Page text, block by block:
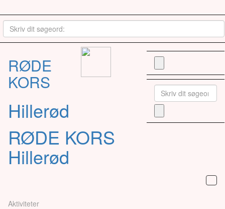
RØDE
KORS
Hillerød
RØDE KORS
Hillerød
Aktiviteter